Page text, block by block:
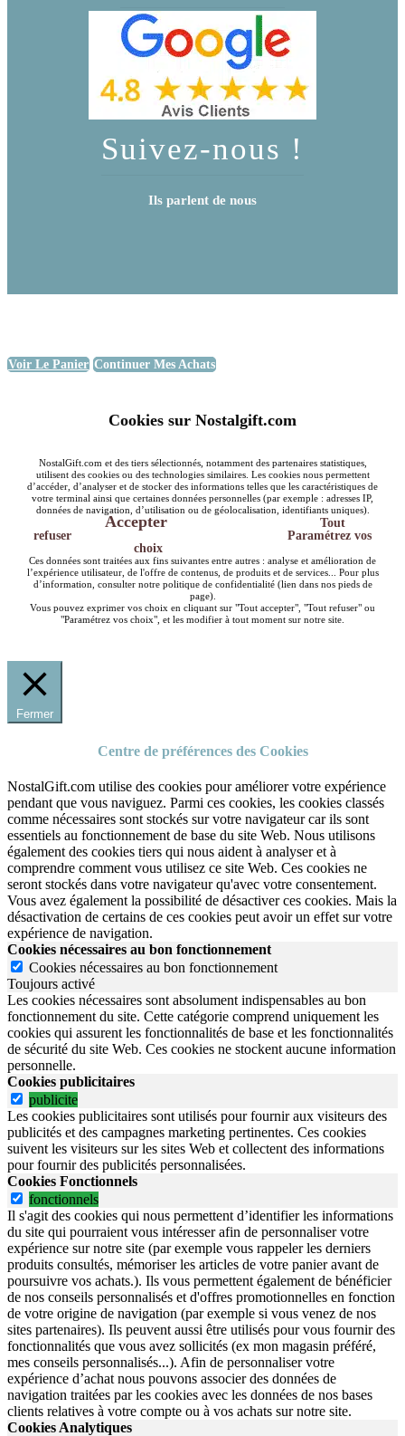
Suivez-nous !
Ils parlent de nous
Voir Le Panier Continuer Mes Achats
Cookies sur Nostalgift.com
NostalGift.com et des tiers sélectionnés, notamment des partenaires statistiques,
utilisent des cookies ou des technologies similaires. Les cookies nous permettent
d’accéder, d’analyser et de stocker des informations telles que les caractéristiques de
votre terminal ainsi que certaines données personnelles (par exemple : adresses IP,
données de navigation, d’utilisation ou de géolocalisation, identifiants uniques).
Accepter
Tout
refuser
Paramétrez vos
choix
Ces données sont traitées aux fins suivantes entre autres : analyse et amélioration de
l’expérience utilisateur, de l'offre de contenus, de produits et de services... Pour plus
d’information, consulter notre politique de confidentialité (lien dans nos pieds de
page).
Vous pouvez exprimer vos choix en cliquant sur "Tout accepter", "Tout refuser" ou
"Paramétrez vos choix", et les modifier à tout moment sur notre site.
Fermer
Centre de préférences des Cookies
NostalGift.com utilise des cookies pour améliorer votre expérience
pendant que vous naviguez. Parmi ces cookies, les cookies classés
comme nécessaires sont stockés sur votre navigateur car ils sont
essentiels au fonctionnement de base du site Web. Nous utilisons
également des cookies tiers qui nous aident à analyser et à
comprendre comment vous utilisez ce site Web. Ces cookies ne
seront stockés dans votre navigateur qu'avec votre consentement.
Vous avez également la possibilité de désactiver ces cookies. Mais la
désactivation de certains de ces cookies peut avoir un effet sur votre
expérience de navigation.
Cookies nécessaires au bon fonctionnement
Cookies nécessaires au bon fonctionnement
Toujours activé
Les cookies nécessaires sont absolument indispensables au bon
fonctionnement du site. Cette catégorie comprend uniquement les
cookies qui assurent les fonctionnalités de base et les fonctionnalités
de sécurité du site Web. Ces cookies ne stockent aucune information
personnelle.
Cookies publicitaires
publicite
Les cookies publicitaires sont utilisés pour fournir aux visiteurs des
publicités et des campagnes marketing pertinentes. Ces cookies
suivent les visiteurs sur les sites Web et collectent des informations
pour fournir des publicités personnalisées.
Cookies Fonctionnels
fonctionnels
Il s'agit des cookies qui nous permettent d’identifier les informations
du site qui pourraient vous intéresser afin de personnaliser votre
expérience sur notre site (par exemple vous rappeler les derniers
produits consultés, mémoriser les articles de votre panier avant de
poursuivre vos achats.). Ils vous permettent également de bénéficier
de nos conseils personnalisés et d'offres promotionnelles en fonction
de votre origine de navigation (par exemple si vous venez de nos
sites partenaires). Ils peuvent aussi être utilisés pour vous fournir des
fonctionnalités que vous avez sollicités (ex mon magasin préféré,
mes conseils personnalisés...). Afin de personnaliser votre
expérience d’achat nous pouvons associer des données de
navigation traitées par les cookies avec les données de nos bases
clients relatives à votre compte ou à vos achats sur notre site.
Cookies Analytiques